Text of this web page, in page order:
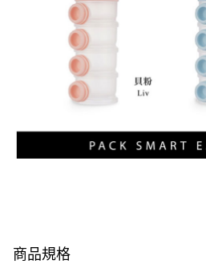
商品規格